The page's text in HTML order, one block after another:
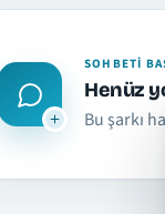
SOHBETI
Henüz
Bu şarkı